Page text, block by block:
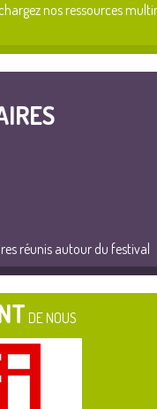
nos ressources
réunis autour du festival
DE NOUS